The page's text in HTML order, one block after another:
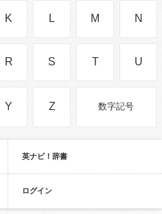
K L M N
R S T U
Y Z 数字記号
英ナビ！辞書
ログイン